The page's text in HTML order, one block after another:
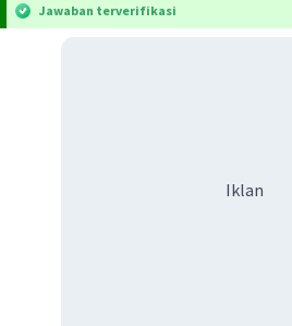
Jawaban terverifikasi
Iklan